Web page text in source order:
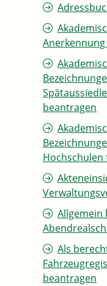
beantragen
Hochschulen
Allgemein
Als
beantragen